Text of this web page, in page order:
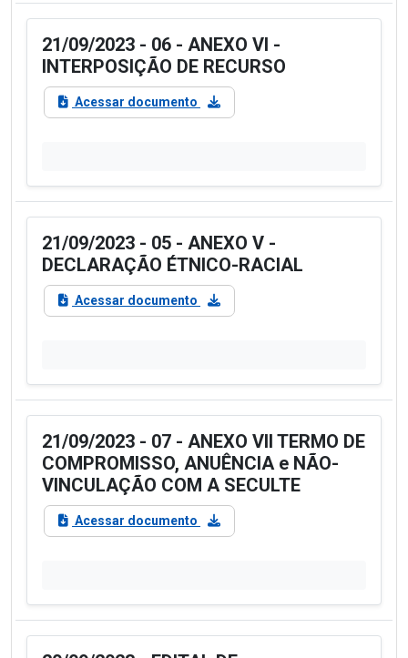
21/09/2023 - 06 - ANEXO VI -
INTERPOSIÇÃO DE RECURSO
Acessar documento
21/09/2023 - 05 - ANEXO V -
DECLARAÇÃO ÉTNICO-RACIAL
Acessar documento
21/09/2023 - 07 - ANEXO VII TERMO DE
COMPROMISSO, ANUÊNCIA e NÃO-
VINCULAÇÃO COM A SECULTE
Acessar documento